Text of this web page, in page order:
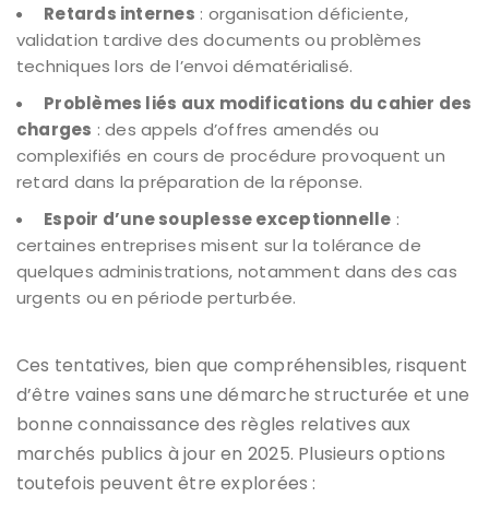
Retards internes : organisation déficiente,
validation tardive des documents ou problèmes
techniques lors de l’envoi dématérialisé.
Problèmes liés aux modifications du cahier des
charges : des appels d’offres amendés ou
complexifiés en cours de procédure provoquent un
retard dans la préparation de la réponse.
Espoir d’une souplesse exceptionnelle :
certaines entreprises misent sur la tolérance de
quelques administrations, notamment dans des cas
urgents ou en période perturbée.
Ces tentatives, bien que compréhensibles, risquent
d’être vaines sans une démarche structurée et une
bonne connaissance des règles relatives aux
marchés publics à jour en 2025. Plusieurs options
toutefois peuvent être explorées :